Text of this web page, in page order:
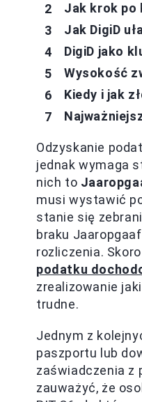
Jak krok po
Jak DigiD
DigiD jako
Wysokość
Kiedy i jak
Odzyskanie
jednak wymaga
nich to
musi wystawić
stanie się
braku
rozliczenia.
podatku
zrealizowanie
trudne.
Jednym z
paszportu lub
zaświadczenia z
zauważyć, że